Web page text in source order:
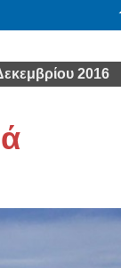
2016